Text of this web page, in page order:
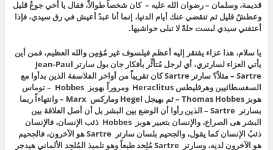
قديمة، وسلمان – رضوان الله عليه – كان شخصاً طوالاً، فقال يا أخي جوعٌ قليل
وعطشٌ قليل ثم تنقضي عنك أيام الدنيا، إنما أنا عبدٌ أعيش في رق سيدي، فإذا
أعتقني سيدي لبست حلةً لا تبلى حواشيها.
يا سلام، هذا عزاء يفتقر إليه أعظم فيلسوف غير مُؤمِن والله العظيم، فمن أين
يأتي العزاء لسارتري، أي لرجل مُتأثِّر بأفكار جان بول سارتر Jean-Paul
Sartre – مثلاً؟ سارتر Sartre كان تقريباً من أواخر الفلاسفة الذين بدأوا مع
السفسطائيين وهرقليطس Heraclitus ومروراً بهوبز Hobbes – توماس
هوبز Thomas Hobbes – ثم بهيجل Hegel وماركس Marx – وانتهاءاً ربما
بسارتر Sartre – الذين رأوا أن الوضع بين البشر بل أن أصل العلاقة بين
البشر هى الصراع، والإنسان بتعبير هوبز Hobbes ذئب الإنسان، فالإنسان
ذئبُ الإنسان كما يقول، والجحيم بلسان سارتر Sartre هو الآخرون، فالجحيم
هو الآخرون لديه، وسارتر Sartre مُلِحد طبعاً وهو تلميذ المُلحِد الألماني هيدجر